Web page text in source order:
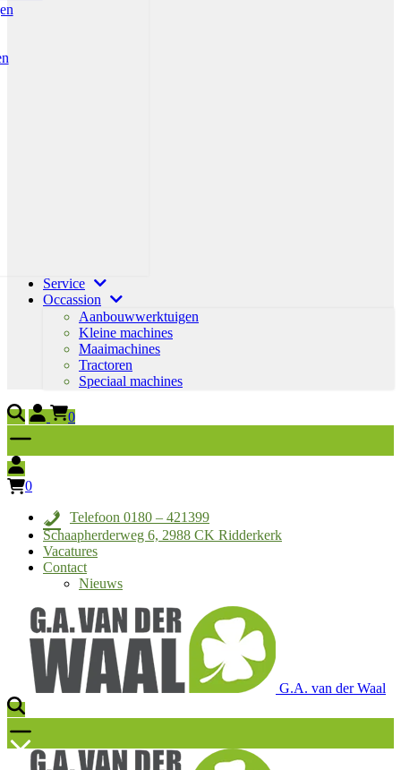
Service
Occassion
Aanbouwwerktuigen
Kleine machines
Maaimachines
Tractoren
Speciaal machines
0
0
Telefoon 0180 – 421399
Schaapherderweg 6, 2988 CK Ridderkerk
Vacatures
Contact
Nieuws
G.A. van der Waal